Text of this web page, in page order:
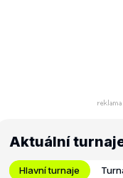
Aktuální
Hlavní turnaje